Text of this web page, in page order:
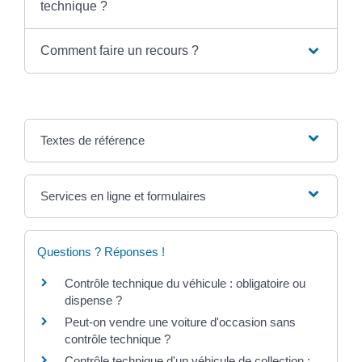
technique ?
Comment faire un recours ?
Textes de référence
Services en ligne et formulaires
Questions ? Réponses !
Contrôle technique du véhicule : obligatoire ou
dispense ?
Peut-on vendre une voiture d'occasion sans
contrôle technique ?